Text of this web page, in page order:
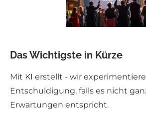
Das Wichtigste in Kürze
Mit KI erstellt - wir
Entschuldigung, falls es nicht
Erwartungen entspricht.